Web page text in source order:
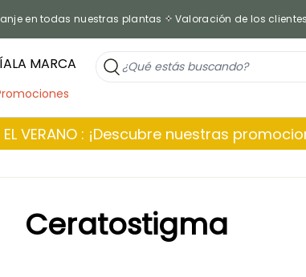
en todas nuestras plantas Valoración de los
LA MARCA
EL VERANO : ¡Descubre nuestras
Ceratostigma